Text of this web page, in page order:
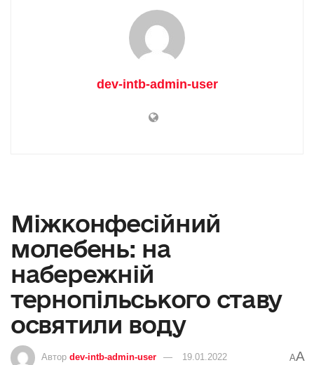
dev-intb-admin-user
Міжконфесійний
молебень: на
набережній
тернопільського ставу
освятили воду
Автор dev-intb-admin-user 19.01.2022 AA